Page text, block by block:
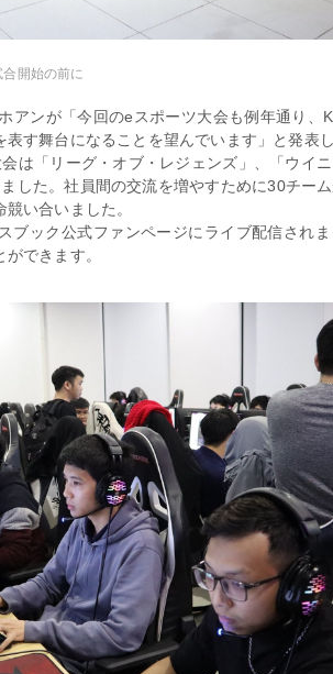
合開始の前に
アンが「今回のeスポーツ大会も例年通り、
す舞台になることを望んでいます」と発表し
は「リーグ・オブ・レジェンズ」、「ウイニ
した。社員間の交流を増やすために30チー
い合いました。
ブック公式ファンページにライブ配信され
できます。